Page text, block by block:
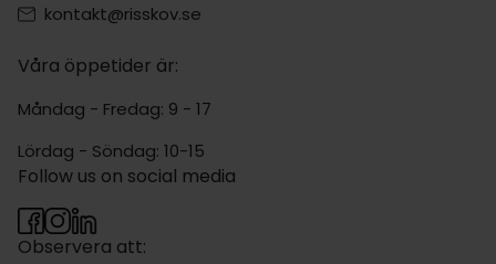
kontakt@risskov.se
Våra öppetider är:
Måndag - Fredag: 9 - 17
Lördag - Söndag: 10-15
Observera att:
Follow us on social media